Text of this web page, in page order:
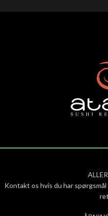
Kontakt os hvis du har